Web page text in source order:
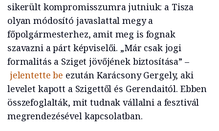
sikerült kompromisszumra jutniuk: a Tisza
olyan módosító javaslattal megy a
főpolgármesterhez, amit meg is fognak
szavazni a párt képviselői. „Már csak jogi
formalitás a Sziget jövőjének biztosítása” –
jelentette be ezután Karácsony Gergely, aki
levelet kapott a Szigettől és Gerendaitól. Ebben
összefoglalták, mit tudnak vállalni a fesztivál
megrendezésével kapcsolatban.